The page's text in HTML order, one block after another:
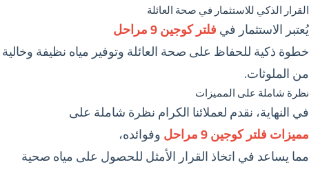
القرار الذكي للاستثمار في صحة العائلة
يُعتبر الاستثمار فيفلتر كوجين 9 مراحل
خطوة ذكية للحفاظ على صحة العائلة وتوفير مياه نظيفة وخالية
من الملوثات.
نظرة شاملة على المميزات
في النهاية، نقدم لعملائنا الكرام نظرة شاملة على
مميزات فلتر كوجين 9 مراحل
وفوائده،
مما يساعد في اتخاذ القرار الأمثل للحصول على مياه صحية